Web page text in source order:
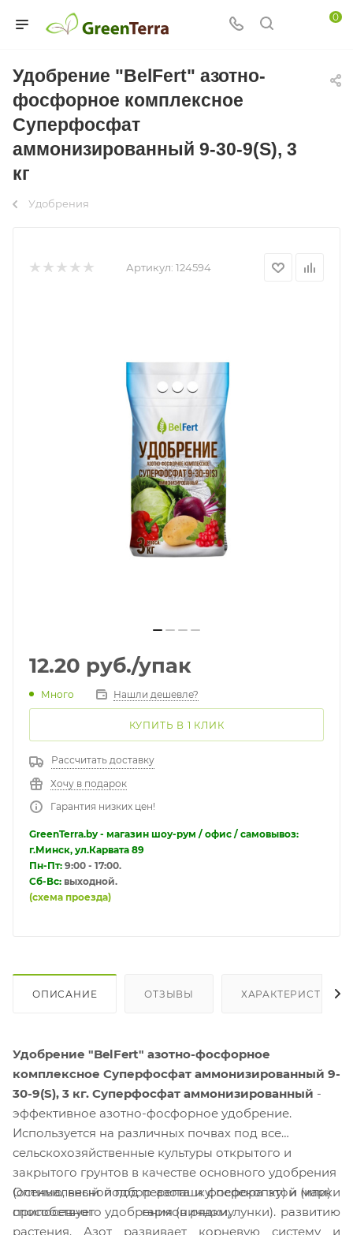
0
Удобрение "BelFert" азотно-
фосфорное комплексное
Суперфосфат
аммонизированный 9-30-9(S), 3
кг
Удобрения
Артикул: 124594
12.20 руб./упак
Много Нашли дешевле?
КУПИТЬ В 1 КЛИК
Рассчитать доставку
Хочу в подарок
Гарантия низких цен!
GreenTerra.by - магазин шоу-рум / офис / самовывоз:
г.Минск, ул.Карвата 89
Пн-Пт: 9:00 - 17:00.
Сб-Вс: выходной.
(схема проезда)
ОПИСАНИЕ ОТЗЫВЫ ХАРАКТЕРИСТИКИ
Удобрение "BelFert" азотно-фосфорное
комплексное Суперфосфат аммонизированный 9-
30-9(S), 3 кг. Суперфосфат аммонизированный -
эффективное азотно-фосфорное удобрение.
Используется на различных почвах под все
сельскохозяйственные культуры открытого и
закрытого грунтов в качестве основного удобрения
(осенью, весной под перепашку, перекопку) и (или)
припосевного удобрения (в рядки, лунки).
Оптимальный подбор азота и фосфора этой марки
способствует гармоничному развитию
растения. Азот
развивает корневую систему и